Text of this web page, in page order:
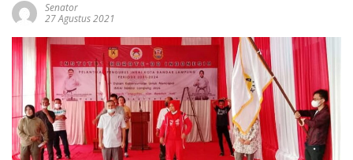
Senator
27 Agustus 2021